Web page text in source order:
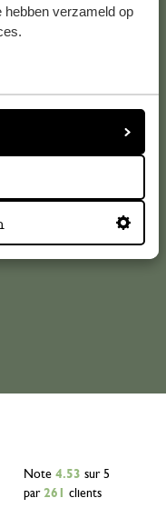
verzameld op
posées
Note 4.53 sur 5
par 261 clients